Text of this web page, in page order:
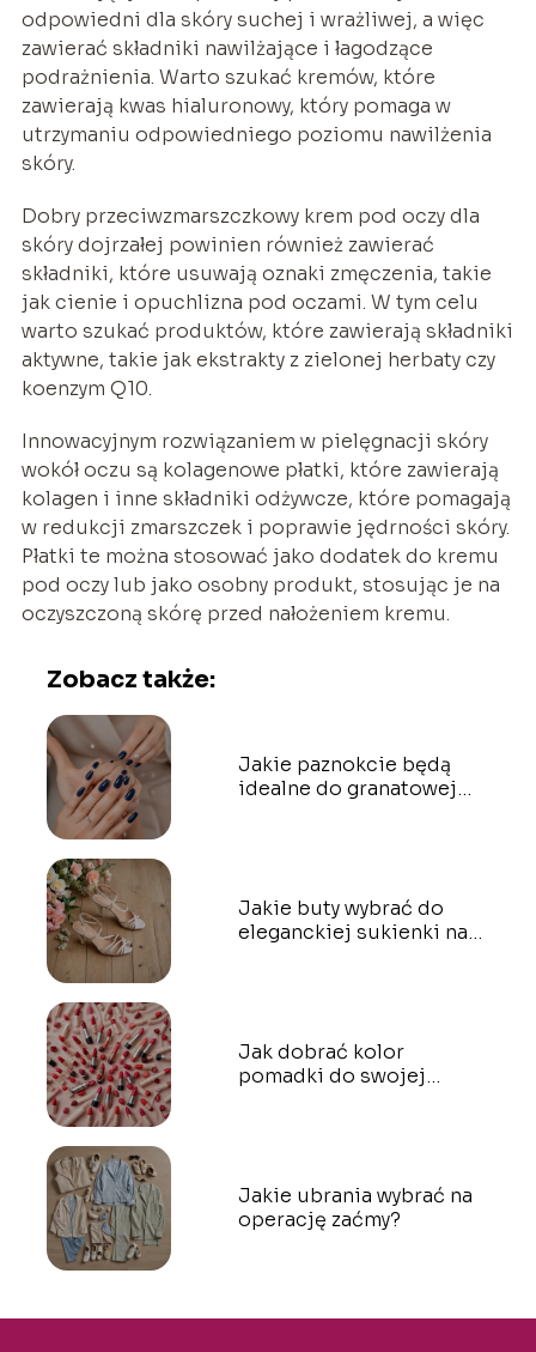
odpowiedni dla skóry suchej i wrażliwej, a więc
zawierać składniki nawilżające i łagodzące
podrażnienia. Warto szukać kremów, które
zawierają kwas hialuronowy, który pomaga w
utrzymaniu odpowiedniego poziomu nawilżenia
skóry.
Dobry przeciwzmarszczkowy krem pod oczy dla
skóry dojrzałej powinien również zawierać
składniki, które usuwają oznaki zmęczenia, takie
jak cienie i opuchlizna pod oczami. W tym celu
warto szukać produktów, które zawierają składniki
aktywne, takie jak ekstrakty z zielonej herbaty czy
koenzym Q10.
Innowacyjnym rozwiązaniem w pielęgnacji skóry
wokół oczu są kolagenowe płatki, które zawierają
kolagen i inne składniki odżywcze, które pomagają
w redukcji zmarszczek i poprawie jędrności skóry.
Płatki te można stosować jako dodatek do kremu
pod oczy lub jako osobny produkt, stosując je na
oczyszczoną skórę przed nałożeniem kremu.
Zobacz także:
Jakie paznokcie będą
idealne do granatowej
Jakie buty wybrać do
eleganckiej sukienki na
Jak dobrać kolor
pomadki do swojej
Jakie ubrania wybrać na
operację zaćmy?